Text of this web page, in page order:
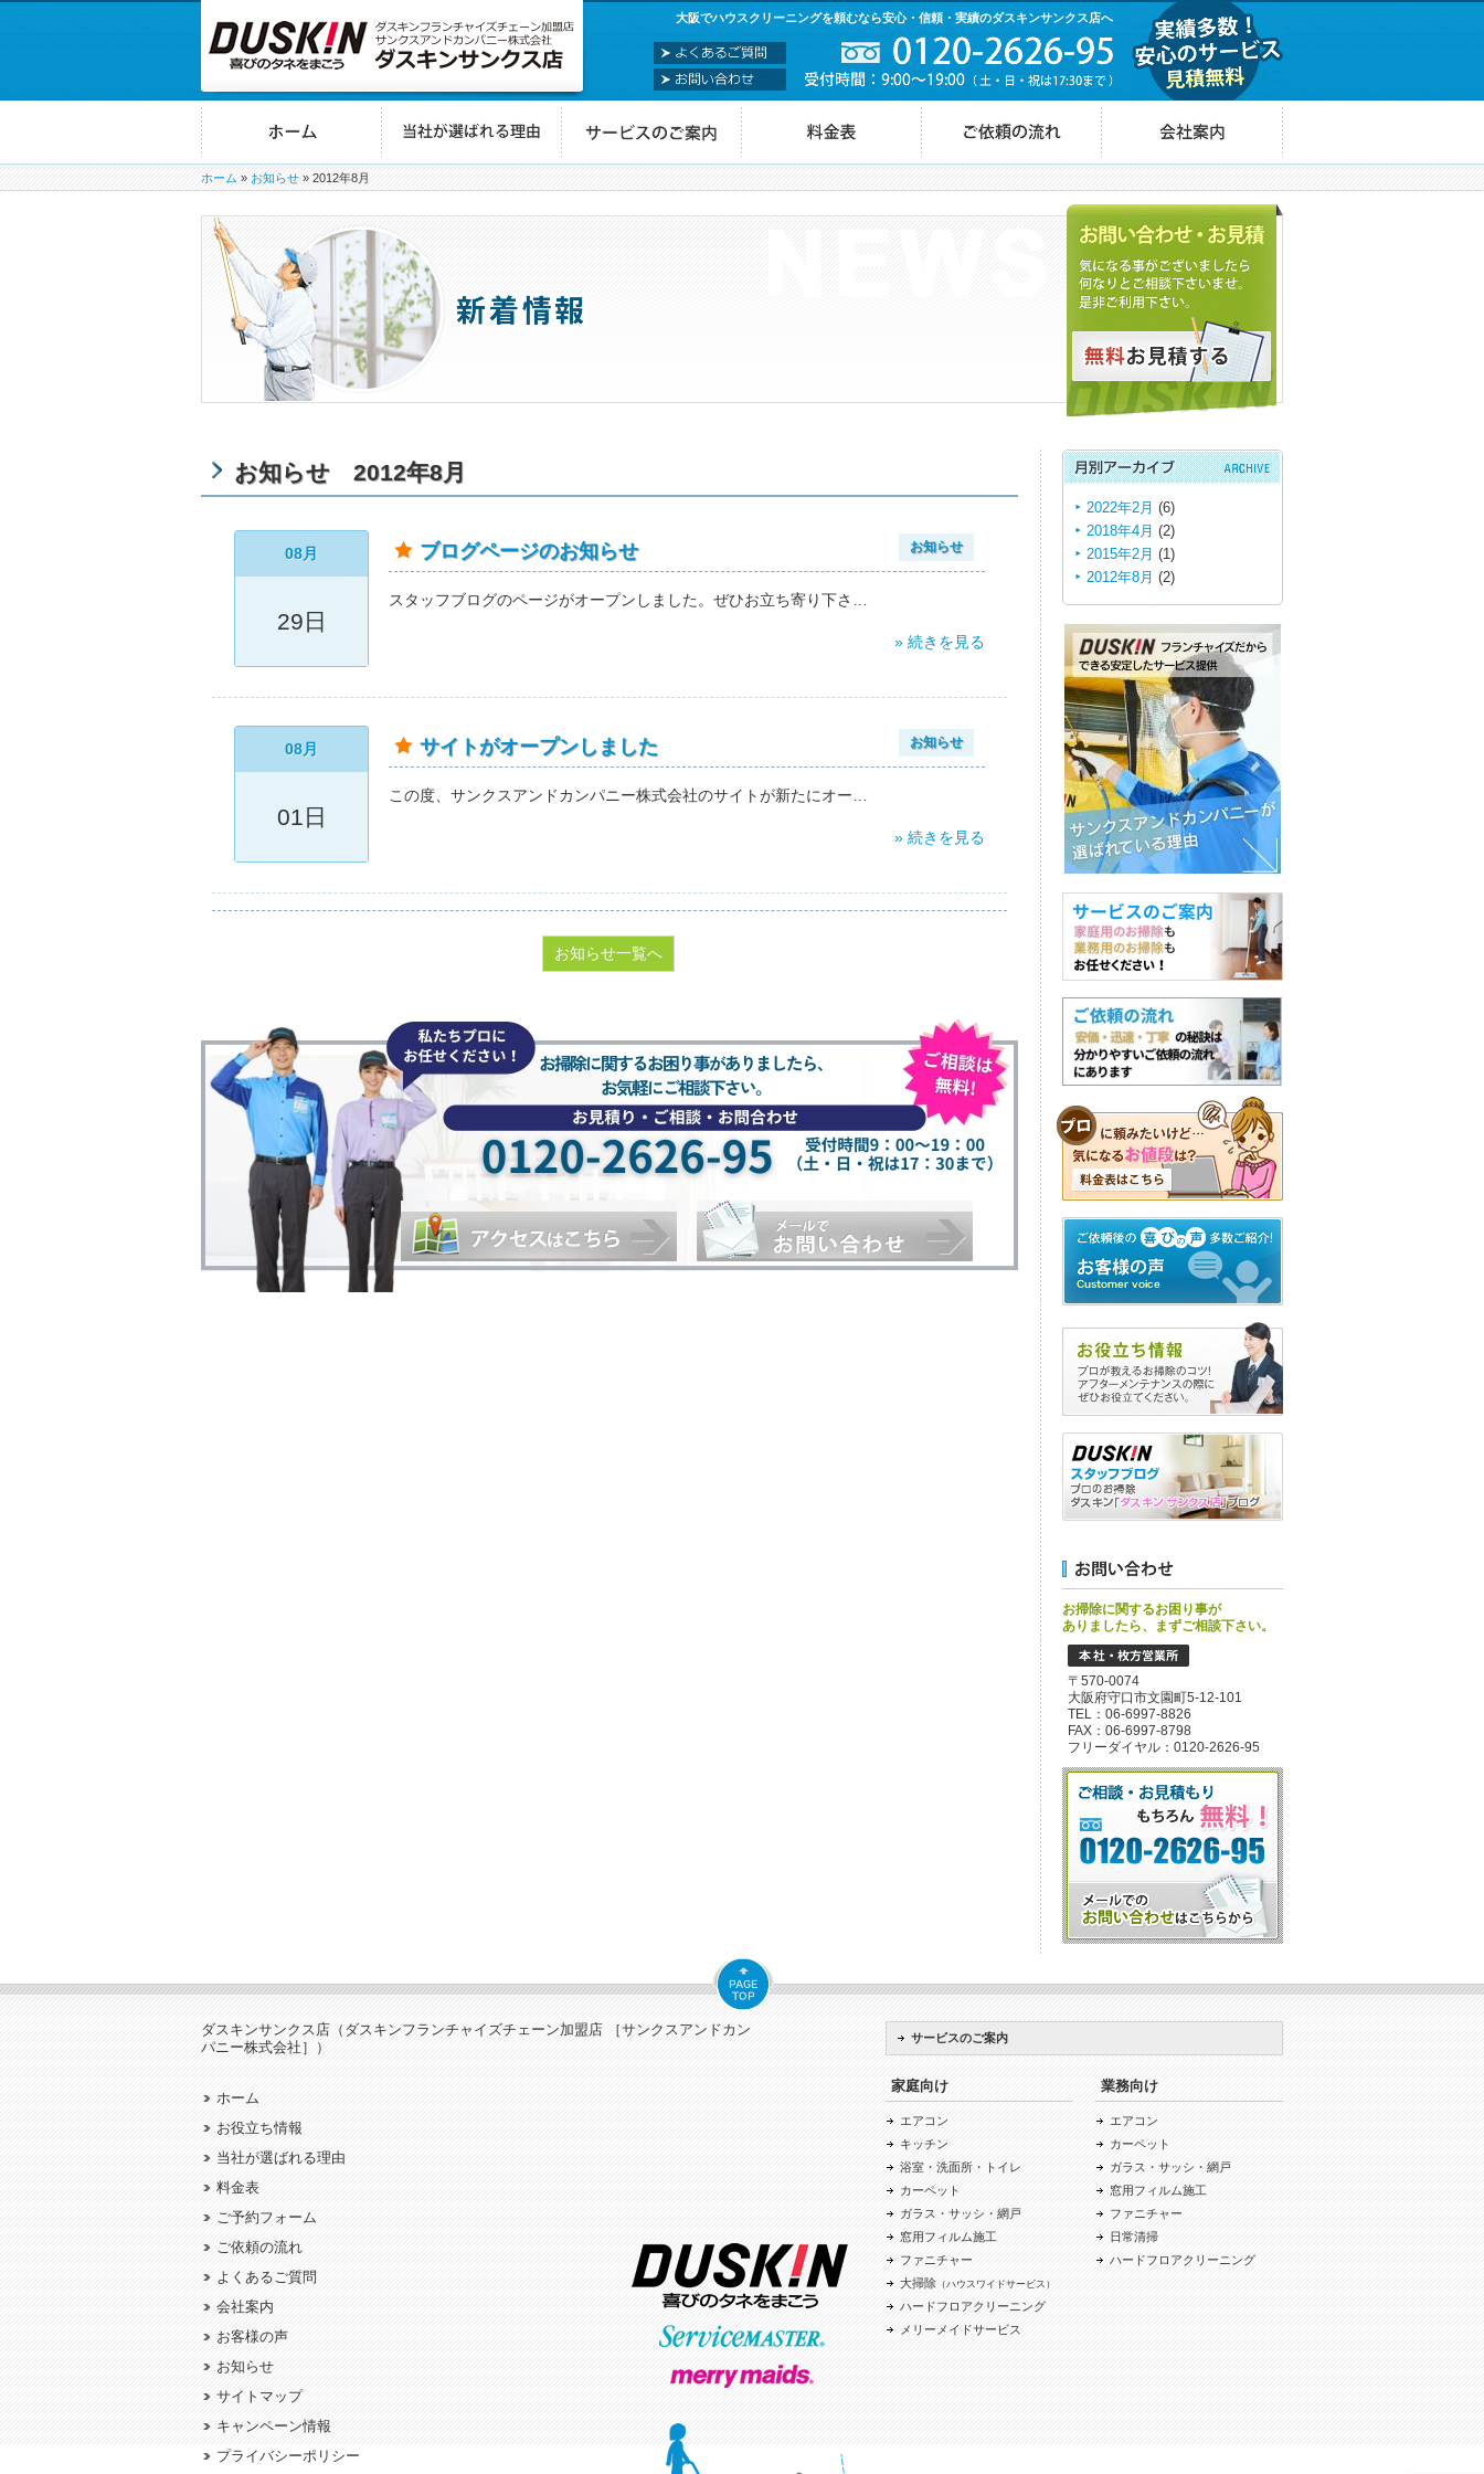
大阪でハウスクリーニングを頼むなら安心・信頼・実績のダスキンサンクス店へ
ホーム » お知らせ » 2012年8月
お知らせ 2012年8月
08月
29日
ブログページのお知らせ お知らせ
スタッフブログのページがオープンしました。ぜひお立ち寄り下さ…
» 続きを見る
08月
01日
サイトがオープンしました お知らせ
この度、サンクスアンドカンパニー株式会社のサイトが新たにオー…
» 続きを見る
お知らせ一覧へ
2022年2月 (6)
2018年4月 (2)
2015年2月 (1)
2012年8月 (2)
お掃除に関するお困り事が
ありましたら、まずご相談下さい。
〒570-0074
大阪府守口市文園町5-12-101
TEL：06-6997-8826
FAX：06-6997-8798
フリーダイヤル：0120-2626-95
ダスキンサンクス店（ダスキンフランチャイズチェーン加盟店 ［サンクスアンドカン
パニー株式会社］）
ホーム
お役立ち情報
当社が選ばれる理由
料金表
ご予約フォーム
ご依頼の流れ
よくあるご質問
会社案内
お客様の声
お知らせ
サイトマップ
キャンペーン情報
プライバシーポリシー
サービスのご案内
家庭向け
エアコン
キッチン
浴室・洗面所・トイレ
カーペット
ガラス・サッシ・網戸
窓用フィルム施工
ファニチャー
大掃除（ハウスワイドサービス）
ハードフロアクリーニング
メリーメイドサービス
業務向け
エアコン
カーペット
ガラス・サッシ・網戸
窓用フィルム施工
ファニチャー
日常清掃
ハードフロアクリーニング